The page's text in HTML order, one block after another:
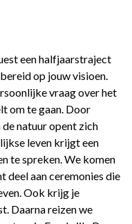
een halfjaarstraject
op jouw visioen.
vraag over het
om te gaan. Door
natuur opent zich
leven krijgt een
te spreken. We komen
deel aan ceremonies die
Ook krijg je
Daarna reizen we